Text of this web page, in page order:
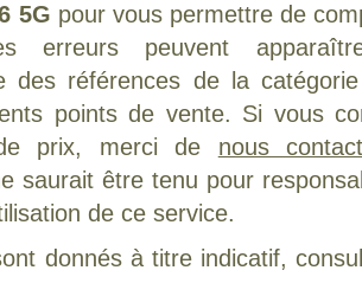
5G pour vous permettre de
erreurs peuvent
des références de la
points de vente. Si vous
prix, merci de nous
saurait être tenu pour
de ce service.
donnés à titre indicatif,